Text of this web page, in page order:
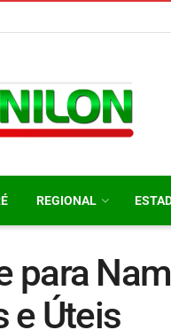
REGIONAL
para
e Úteis